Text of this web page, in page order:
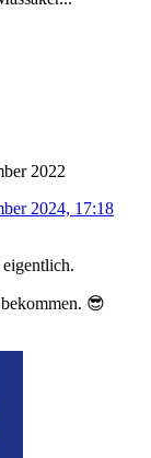
2022
2024, 17:18
😎